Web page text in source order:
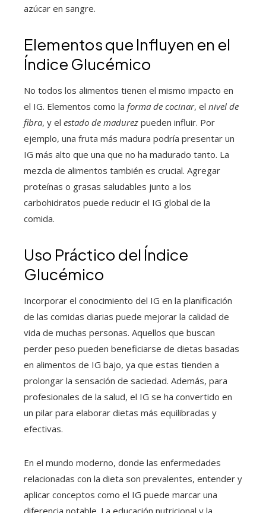
azúcar en sangre.
Elementos que Influyen en el
Índice Glucémico
No todos los alimentos tienen el mismo impacto en
el IG. Elementos como la forma de cocinar, el nivel de
fibra, y el estado de madurez pueden influir. Por
ejemplo, una fruta más madura podría presentar un
IG más alto que una que no ha madurado tanto. La
mezcla de alimentos también es crucial. Agregar
proteínas o grasas saludables junto a los
carbohidratos puede reducir el IG global de la
comida.
Uso Práctico del Índice
Glucémico
Incorporar el conocimiento del IG en la planificación
de las comidas diarias puede mejorar la calidad de
vida de muchas personas. Aquellos que buscan
perder peso pueden beneficiarse de dietas basadas
en alimentos de IG bajo, ya que estas tienden a
prolongar la sensación de saciedad. Además, para
profesionales de la salud, el IG se ha convertido en
un pilar para elaborar dietas más equilibradas y
efectivas.
En el mundo moderno, donde las enfermedades
relacionadas con la dieta son prevalentes, entender y
aplicar conceptos como el IG puede marcar una
diferencia notable. La educación nutricional y la